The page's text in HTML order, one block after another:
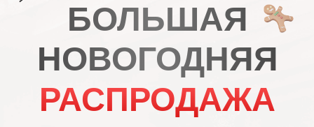
БОЛЬШАЯ
НОВОГОДНЯЯ
РАСПРОДАЖА